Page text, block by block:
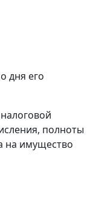
дня его
полноты
на имущество